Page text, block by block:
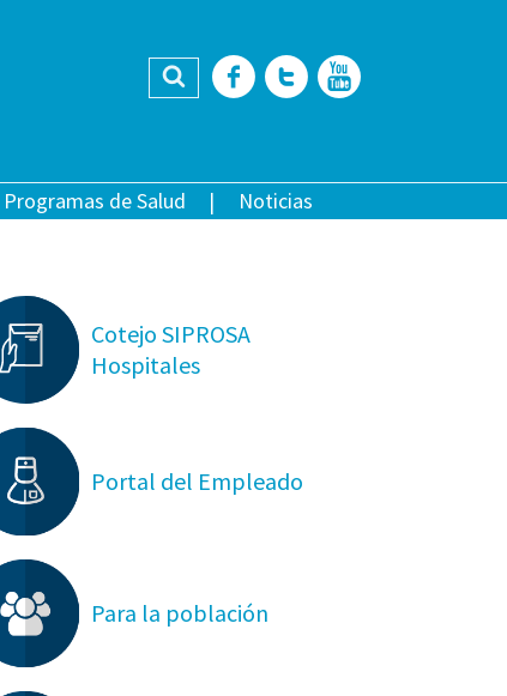
Buscar Facebook
Twitter
Programas de Salud Noticias
Cotejo SIPROSA
Hospitales
Portal del Empleado
Para la población